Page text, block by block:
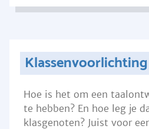
Hoe is het om een
te hebben? En hoe leg je
klasgenoten? Juist voor